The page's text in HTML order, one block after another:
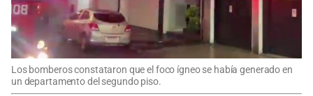
Los bomberos constataron que el foco ígneo se había generado en
un departamento del segundo piso.